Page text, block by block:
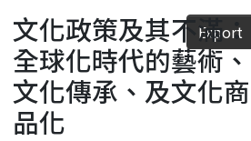
Fundings & Projects
Researchers
Organizations
Export
文化政策及其不滿：
全球化時代的藝術、
文化傳承、及文化商
品化